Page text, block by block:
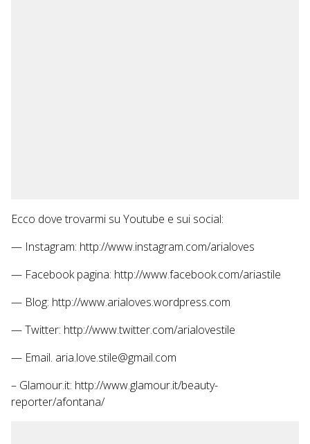
Ecco dove trovarmi su Youtube e sui social:
— Instagram: http://www.instagram.com/arialoves
— Facebook pagina: http://www.facebook.com/ariastile
— Blog: http://www.arialoves.wordpress.com
— Twitter: http://www.twitter.com/arialovestile
— Email. aria.love.stile@gmail.com
– Glamour.it: http://www.glamour.it/beauty-
reporter/afontana/